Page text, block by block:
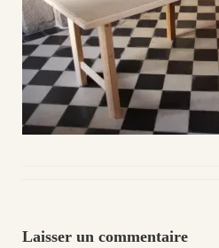
Laisser un commentaire